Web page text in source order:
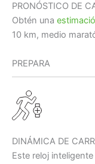
PRONÓSTICO DE
Obtén una
10 km, medio
PREPARA
DINÁMICA DE
Este reloj